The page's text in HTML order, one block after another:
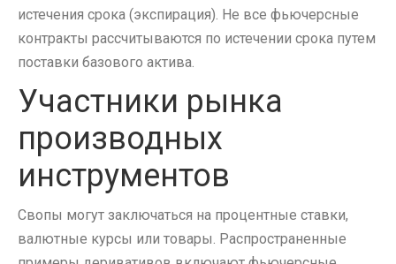
истечения срока (экспирация). Не все фьючерсные
контракты рассчитываются по истечении срока путем
поставки базового актива.
Участники рынка
производных
инструментов
Свопы могут заключаться на процентные ставки,
валютные курсы или товары. Распространенные